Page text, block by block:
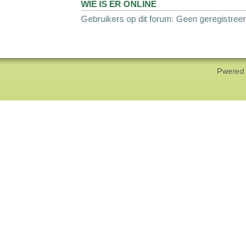
WIE IS ER ONLINE
Gebruikers op dit forum: Geen